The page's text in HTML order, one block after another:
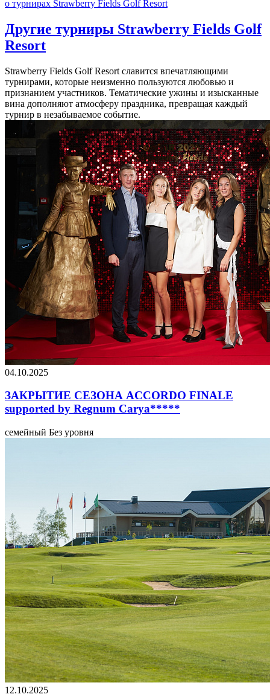
о турнирах Strawberry Fields Golf Resort
Другие турниры Strawberry Fields Golf
Resort
Strawberry Fields Golf Resort славится впечатляющими
турнирами, которые неизменно пользуются любовью и
признанием участников. Тематические ужины и изысканные
вина дополняют атмосферу праздника, превращая каждый
турнир в незабываемое событие.
04.10.2025
ЗАКРЫТИЕ СЕЗОНА ACCORDO FINALE
supported by Regnum Carya*****
семейный Без уровня
12.10.2025